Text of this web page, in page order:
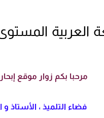
العربية
مرحبا بكم زوار موقع
فضاء التلميذ ، الأستاذ و